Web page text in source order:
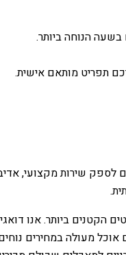
בשעה הנוחה ביותר.
תפריט מותאם אישית.
לספק שירות מקצועי,
הקטנים ביותר. אנו
אוכל מעולה במחירים